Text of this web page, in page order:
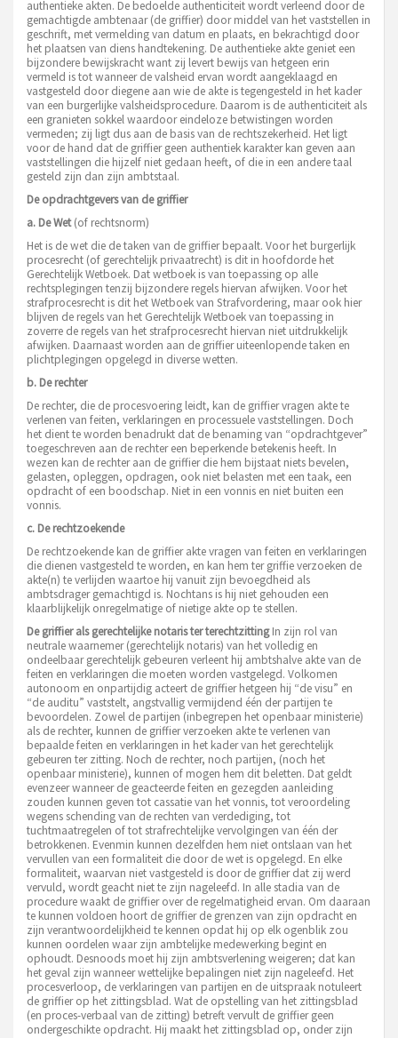
authentieke akten. De bedoelde authenticiteit wordt verleend door de
gemachtigde ambtenaar (de griffier) door middel van het vaststellen in
geschrift, met vermelding van datum en plaats, en bekrachtigd door
het plaatsen van diens handtekening. De authentieke akte geniet een
bijzondere bewijskracht want zij levert bewijs van hetgeen erin
vermeld is tot wanneer de valsheid ervan wordt aangeklaagd en
vastgesteld door diegene aan wie de akte is tegengesteld in het kader
van een burgerlijke valsheidsprocedure. Daarom is de authenticiteit als
een granieten sokkel waardoor eindeloze betwistingen worden
vermeden; zij ligt dus aan de basis van de rechtszekerheid. Het ligt
voor de hand dat de griffier geen authentiek karakter kan geven aan
vaststellingen die hijzelf niet gedaan heeft, of die in een andere taal
gesteld zijn dan zijn ambtstaal.
De opdrachtgevers van de griffier
a. De Wet(of rechtsnorm)
Het is de wet die de taken van de griffier bepaalt. Voor het burgerlijk
procesrecht (of gerechtelijk privaatrecht) is dit in hoofdorde het
Gerechtelijk Wetboek. Dat wetboek is van toepassing op alle
rechtsplegingen tenzij bijzondere regels hiervan afwijken. Voor het
strafprocesrecht is dit het Wetboek van Strafvordering, maar ook hier
blijven de regels van het Gerechtelijk Wetboek van toepassing in
zoverre de regels van het strafprocesrecht hiervan niet uitdrukkelijk
afwijken. Daarnaast worden aan de griffier uiteenlopende taken en
plichtplegingen opgelegd in diverse wetten.
b. De rechter
De rechter, die de procesvoering leidt, kan de griffier vragen akte te
verlenen van feiten, verklaringen en processuele vaststellingen. Doch
het dient te worden benadrukt dat de benaming van “opdrachtgever”
toegeschreven aan de rechter een beperkende betekenis heeft. In
wezen kan de rechter aan de griffier die hem bijstaat niets bevelen,
gelasten, opleggen, opdragen, ook niet belasten met een taak, een
opdracht of een boodschap. Niet in een vonnis en niet buiten een
vonnis.
c. De rechtzoekende
De rechtzoekende kan de griffier akte vragen van feiten en verklaringen
die dienen vastgesteld te worden, en kan hem ter griffie verzoeken de
akte(n) te verlijden waartoe hij vanuit zijn bevoegdheid als
ambtsdrager gemachtigd is. Nochtans is hij niet gehouden een
klaarblijkelijk onregelmatige of nietige akte op te stellen.
De griffier als gerechtelijke notaris ter terechtzittingIn zijn rol van
neutrale waarnemer (gerechtelijk notaris) van het volledig en
ondeelbaar gerechtelijk gebeuren verleent hij ambtshalve akte van de
feiten en verklaringen die moeten worden vastgelegd. Volkomen
autonoom en onpartijdig acteert de griffier hetgeen hij “de visu” en
“de auditu” vaststelt, angstvallig vermijdend één der partijen te
bevoordelen. Zowel de partijen (inbegrepen het openbaar ministerie)
als de rechter, kunnen de griffier verzoeken akte te verlenen van
bepaalde feiten en verklaringen in het kader van het gerechtelijk
gebeuren ter zitting. Noch de rechter, noch partijen, (noch het
openbaar ministerie), kunnen of mogen hem dit beletten. Dat geldt
evenzeer wanneer de geacteerde feiten en gezegden aanleiding
zouden kunnen geven tot cassatie van het vonnis, tot veroordeling
wegens schending van de rechten van verdediging, tot
tuchtmaatregelen of tot strafrechtelijke vervolgingen van één der
betrokkenen. Evenmin kunnen dezelfden hem niet ontslaan van het
vervullen van een formaliteit die door de wet is opgelegd. En elke
formaliteit, waarvan niet vastgesteld is door de griffier dat zij werd
vervuld, wordt geacht niet te zijn nageleefd. In alle stadia van de
procedure waakt de griffier over de regelmatigheid ervan. Om daaraan
te kunnen voldoen hoort de griffier de grenzen van zijn opdracht en
zijn verantwoordelijkheid te kennen opdat hij op elk ogenblik zou
kunnen oordelen waar zijn ambtelijke medewerking begint en
ophoudt. Desnoods moet hij zijn ambtsverlening weigeren; dat kan
het geval zijn wanneer wettelijke bepalingen niet zijn nageleefd. Het
procesverloop, de verklaringen van partijen en de uitspraak notuleert
de griffier op het zittingsblad. Wat de opstelling van het zittingsblad
(en proces-verbaal van de zitting) betreft vervult de griffier geen
ondergeschikte opdracht. Hij maakt het zittingsblad op, onder zijn